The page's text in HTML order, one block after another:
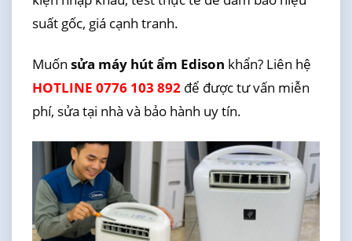
suất gốc, giá cạnh tranh.
Muốn sửa máy hút ẩm Edison khẩn? Liên hệ
HOTLINE 0776 103 892để được tư vấn miễn
phí, sửa tại nhà và bảo hành uy tín.